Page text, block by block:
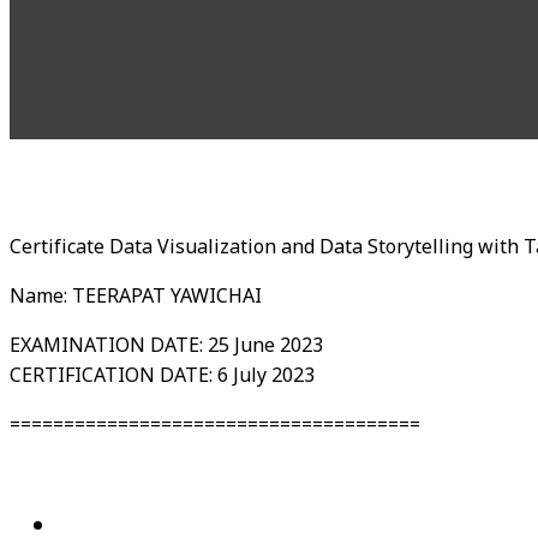
Certificate Data Visualization and Data Storytelling with
Name: TEERAPAT YAWICHAI
EXAMINATION DATE: 25 June 2023
CERTIFICATION DATE: 6 July 2023
======================================